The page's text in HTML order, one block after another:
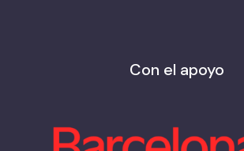
Con el apoyo